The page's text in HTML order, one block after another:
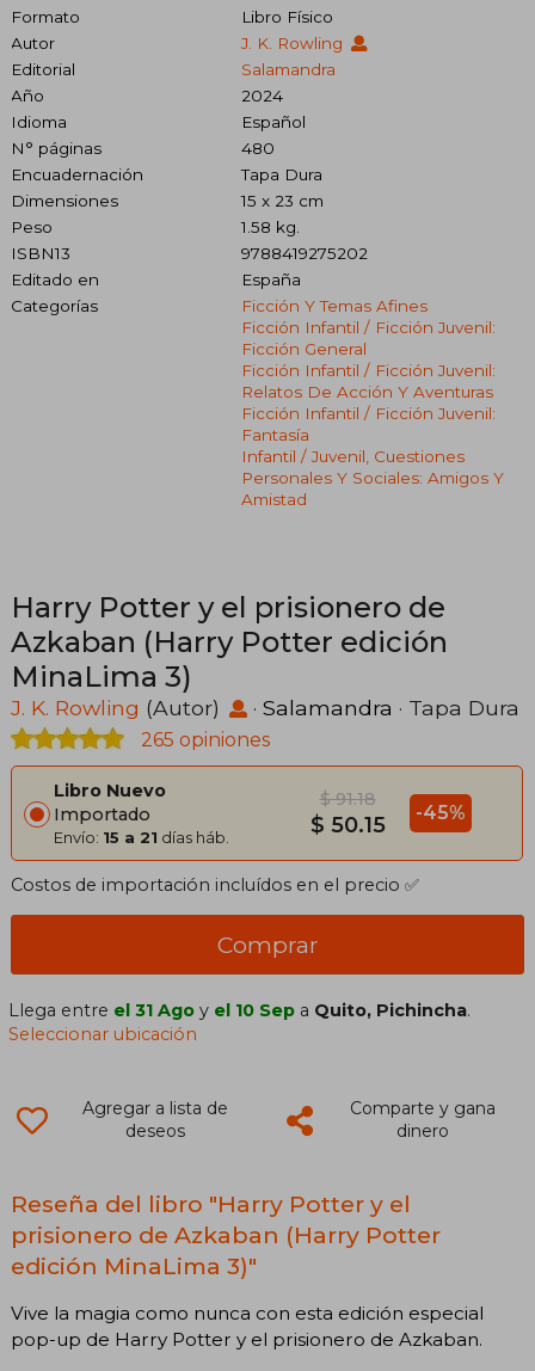
Formato
Libro Físico
Autor
J. K. Rowling
Editorial
Salamandra
Año
2024
Idioma
Español
N° páginas
480
Encuadernación
Tapa Dura
Dimensiones
15 x 23 cm
Peso
1.58 kg.
ISBN13
9788419275202
Editado en
España
Categorías
Ficción Y Temas Afines
Ficción Infantil / Ficción Juvenil:
Ficción General
Ficción Infantil / Ficción Juvenil:
Relatos De Acción Y Aventuras
Ficción Infantil / Ficción Juvenil:
Fantasía
Infantil / Juvenil, Cuestiones
Personales Y Sociales: Amigos Y
Amistad
Harry Potter y el prisionero de
Azkaban (Harry Potter edición
MinaLima 3)
J. K. Rowling (Autor) · Salamandra · Tapa Dura
265 opiniones
Libro Nuevo
Importado
Envío: 15 a 21 días háb.
$ 91.18
$ 50.15 -45%
Costos de importación incluídos en el precio ✅
Comprar
Llega entre el 31 Ago y el 10 Sep a Quito, Pichincha.
Seleccionar ubicación
Agregar a lista de
deseos
Comparte y gana
dinero
Reseña del libro "Harry Potter y el
prisionero de Azkaban (Harry Potter
edición MinaLima 3)"
Vive la magia como nunca con esta edición especial
pop-up de Harry Potter y el prisionero de Azkaban.